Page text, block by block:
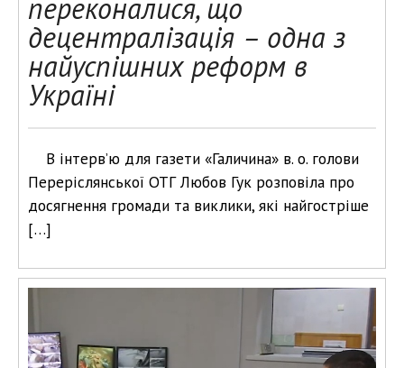
переконалися, що
децентралізація – одна з
найуспішних реформ в
Україні
В інтерв’ю для газети «Галичина» в. о. голови
Переріслянської ОТГ Любов Гук розповіла про
досягнення громади та виклики, які найгостріше
[…]